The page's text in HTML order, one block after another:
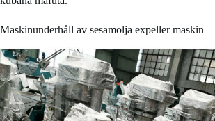
Maskinunderhåll av sesamolja expeller maskin